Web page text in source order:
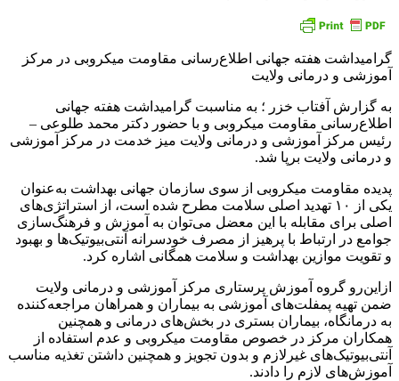
گرامیداشت هفته جهانی اطلاع‌رسانی مقاومت میکروبی در مرکز
آموزشی و درمانی ولایت
به گزارش آفتاب خزر ؛ به مناسبت گرامیداشت هفته جهانی
اطلاع‌رسانی مقاومت میکروبی و با حضور دکتر محمد طلوعی –
رئیس مرکز آموزشی و درمانی ولایت میز خدمت در مرکز آموزشی
و درمانی ولایت برپا شد.
پدیده مقاومت میکروبی از سوی سازمان جهانی بهداشت به‌عنوان
یکی از ۱۰ تهدید اصلی سلامت مطرح شده است، از استراتژی‌های
اصلی برای مقابله با این معضل می‌توان به آموزش و فرهنگ‌سازی
جوامع در ارتباط با پرهیز از مصرف خودسرانه آنتی‌بیوتیک‌ها و بهبود
و تقویت موازین بهداشت و سلامت همگانی اشاره کرد.
ازاین‌رو گروه آموزش پرستاری مرکز آموزشی و درمانی ولایت
ضمن تهیه پمفلت‌های آموزشی به بیماران و همراهان مراجعه‌کننده
به درمانگاه، بیماران بستری در بخش‌های درمانی و همچنین
همکاران مرکز در خصوص مقاومت میکروبی و عدم استفاده از
آنتی‌بیوتیک‌های غیرلازم و بدون تجویز و همچنین داشتن تغذیه مناسب
آموزش‌های لازم را دادند.